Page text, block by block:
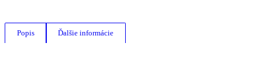
Popis Ďalšie informácie